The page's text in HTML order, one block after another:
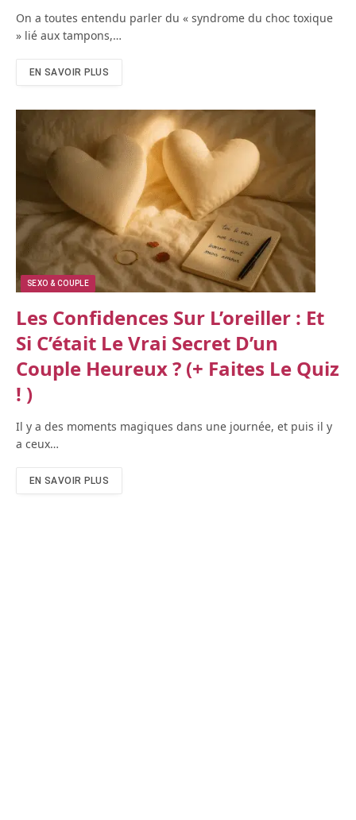
On a toutes entendu parler du « syndrome du choc toxique
» lié aux tampons,…
EN SAVOIR PLUS
SEXO & COUPLE
Les Confidences Sur L’oreiller : Et
Si C’était Le Vrai Secret D’un
Couple Heureux ? (+ Faites Le Quiz
! )
Il y a des moments magiques dans une journée, et puis il y
a ceux…
EN SAVOIR PLUS